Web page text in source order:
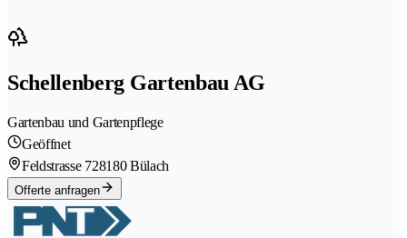
Schellenberg Gartenbau AG
Gartenbau und Gartenpflege
Geöffnet
Feldstrasse 728180 Bülach
Offerte anfragen